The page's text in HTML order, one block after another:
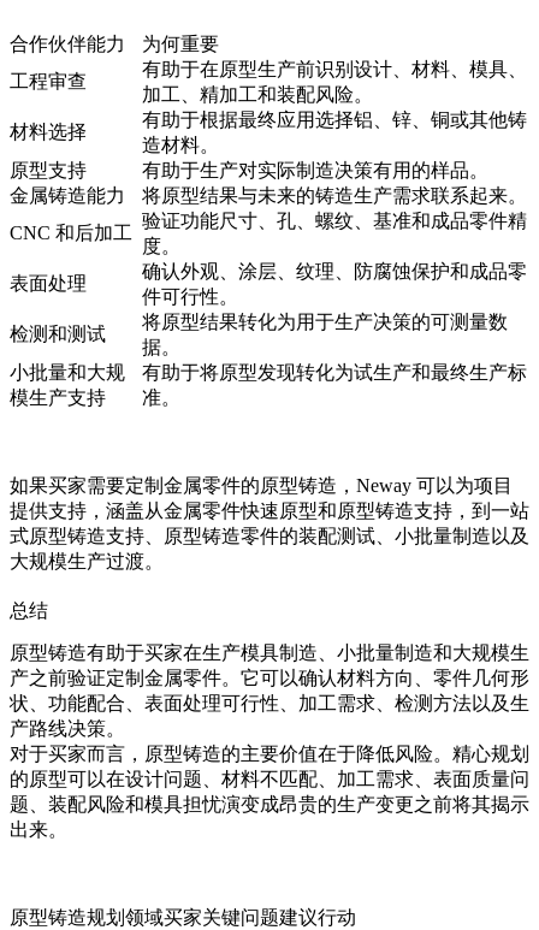
合作伙伴能力
为何重要
工程审查
有助于在原型生产前识别设计、材料、模具、
加工、精加工和装配风险。
材料选择
有助于根据最终应用选择铝、锌、铜或其他铸
造材料。
原型支持
有助于生产对实际制造决策有用的样品。
金属铸造能力
将原型结果与未来的铸造生产需求联系起来。
CNC 和后加工
验证功能尺寸、孔、螺纹、基准和成品零件精
度。
表面处理
确认外观、涂层、纹理、防腐蚀保护和成品零
件可行性。
检测和测试
将原型结果转化为用于生产决策的可测量数
据。
小批量和大规
模生产支持
有助于将原型发现转化为试生产和最终生产标
准。
如果买家需要定制金属零件的原型铸造，Neway 可以为项目
提供支持，涵盖从金属零件快速原型和原型铸造支持 ，到 一站
式原型铸造支持
原型铸造零件的装配测试 、小批量制造以及
大规模生产过渡。
总结
原型铸造有助于买家在生产模具制造、小批量制造和大规模生
产之前验证定制金属零件。它可以确认材料方向、零件几何形
状、功能配合、表面处理可行性、加工需求、检测方法以及生
产路线决策。
对于买家而言，原型铸造的主要价值在于降低风险。精心规划
的原型可以在设计问题、材料不匹配、加工需求、表面质量问
题、装配风险和模具担忧演变成昂贵的生产变更之前将其揭示
出来。
原型铸造规划领域买家关键问题建议行动